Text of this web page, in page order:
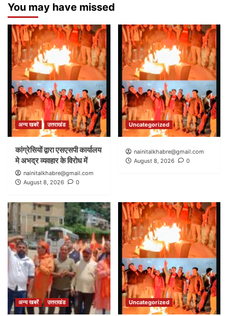
You may have missed
अन्य खबरें उत्तराखंड
कांग्रेसियों द्वारा एसएसपी कार्यालय
मे अभद्र व्यवहार के विरोध में
nainitalkhabre@gmail.com
August 8, 2026
0
Uncategorized
nainitalkhabre@gmail.com
August 8, 2026
0
अन्य खबरें उत्तराखंड Uncategorized